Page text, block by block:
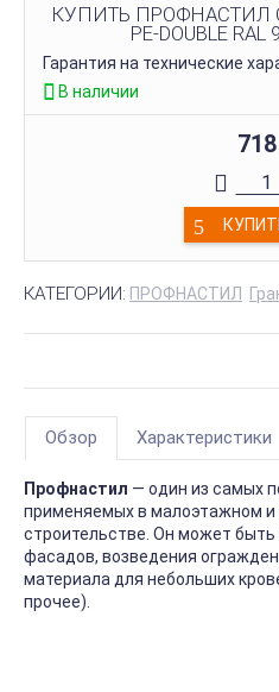
КУПИТЬ ПРОФНАСТИЛ
PE-DOUBLE
Гарантия на технические
В наличии
718
КАТЕГОРИИ: ПРОФНАСТИЛ
Обзор Характеристики
Профнастил — один из самых
применяемых в малоэтажном
строительстве. Он может
фасадов, возведения
материала для небольших
прочее).